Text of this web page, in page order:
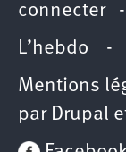
connecter
L’hebdo -
Mentions
par Drupal